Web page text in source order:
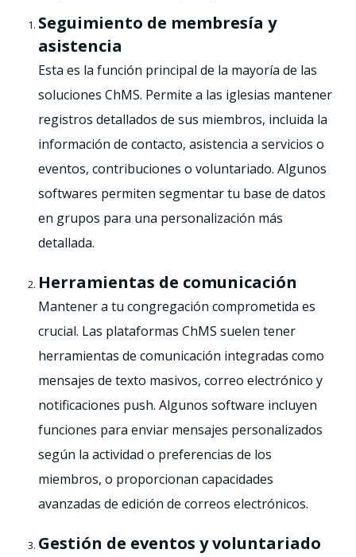
Seguimiento de membresía y
asistencia
Esta es la función principal de la mayoría de las
soluciones ChMS. Permite a las iglesias mantener
registros detallados de sus miembros, incluida la
información de contacto, asistencia a servicios o
eventos, contribuciones o voluntariado. Algunos
softwares permiten segmentar tu base de datos
en grupos para una personalización más
detallada.
Herramientas de comunicación
Mantener a tu congregación comprometida es
crucial. Las plataformas ChMS suelen tener
herramientas de comunicación integradas como
mensajes de texto masivos, correo electrónico y
notificaciones push. Algunos software incluyen
funciones para enviar mensajes personalizados
según la actividad o preferencias de los
miembros, o proporcionan capacidades
avanzadas de edición de correos electrónicos.
Gestión de eventos y voluntariado